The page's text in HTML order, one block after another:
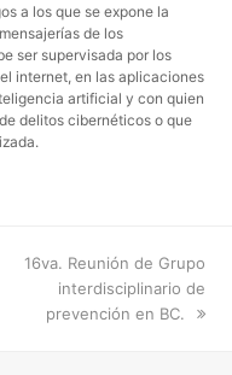
a los que se expone la
de los
ser supervisada por los
internet, en las aplicaciones
artificial y con quien
delitos cibernéticos o que
next
post:
16va. Reunión de Grupo
interdisciplinario de
prevención en BC.